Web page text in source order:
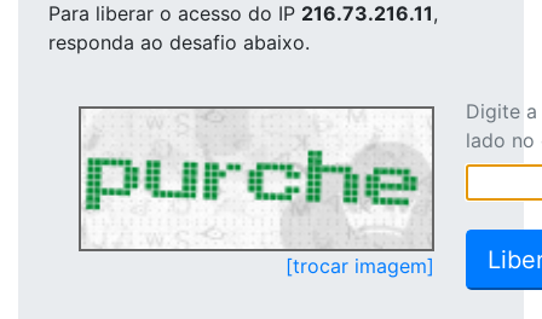
Para liberar o acesso do IP 216.73.216.11,
responda ao desafio abaixo.
[trocar imagem]
Digite
lado no